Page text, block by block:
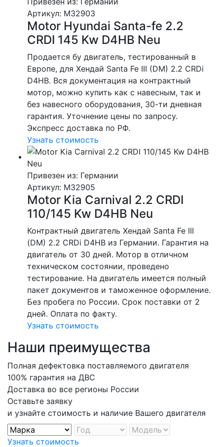
Артикул: M32903
Motor Hyundai Santa-fe 2.2
CRDI 145 Kw D4HB Neu
Продается бу двигатель, тестированный в
Европе, для Хендай Santa Fe III (DM) 2.2 CRDi
D4HB. Вся документация на контрактный
мотор, можно купить как с навесным, так и
без навесного оборудования, 30-ти дневная
гарантия. Уточнение цены по запросу.
Экспресс доставка по РФ.
Узнать стоимость
Привезен из: Германии
Артикул: M32905
Motor Kia Carnival 2.2 CRDI
110/145 Kw D4HB Neu
Контрактный двигатель Хендай Santa Fe III
(DM) 2.2 CRDi D4HB из Германии. Гарантия на
двигатель от 30 дней. Мотор в отличном
техническом состоянии, проведено
тестирование. На двигатель имеется полный
пакет документов и таможенное оформление.
Без пробега по России. Срок поставки от 2
дней. Оплата по факту.
Узнать стоимость
Наши преимущества
Полная дефектовка поставляемого двигателя
100% гарантия на ДВС
Доставка во все регионы России
Оставьте заявку
и узнайте стоимость и наличие Вашего двигателя
Узнать стоимость